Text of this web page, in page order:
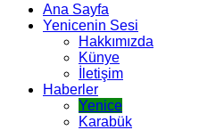
Ana Sayfa
Yenicenin Sesi
Hakkımızda
Künye
İletişim
Haberler
Yenice
Karabük